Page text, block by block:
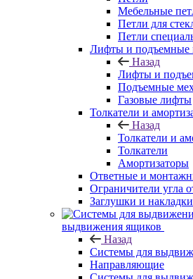
Мебельные
Петли для
Петли
Лифты и подъемные
Назад
Лифты и
Подъемные
Газовые лифты
Толкатели и
Назад
Толкатели и
Толкатели
Амортизаторы
Ответные и
Ограничители угла
Заглушки и накладки
выдвижения ящиков
Назад
Системы для
Направляющие